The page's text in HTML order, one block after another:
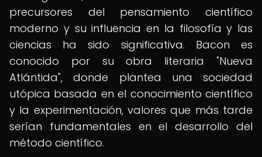
precursores del pensamiento científico
moderno y su influencia en la filosofía y las
ciencias ha sido significativa. Bacon es
conocido por su obra literaria "Nueva
Atlántida", donde plantea una sociedad
utópica basada en el conocimiento científico
y la experimentación, valores que más tarde
serían fundamentales en el desarrollo del
método científico.